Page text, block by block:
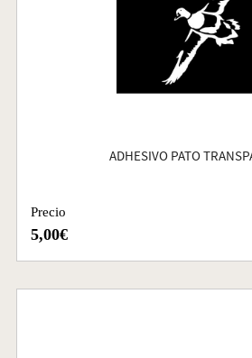
ADHESIVO PATO
Precio
5,00€